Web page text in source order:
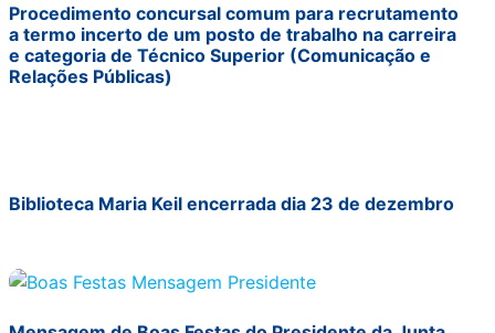
Procedimento concursal comum para recrutamento
a termo incerto de um posto de trabalho na carreira
e categoria de Técnico Superior (Comunicação e
Relações Públicas)
Biblioteca Maria Keil encerrada dia 23 de dezembro